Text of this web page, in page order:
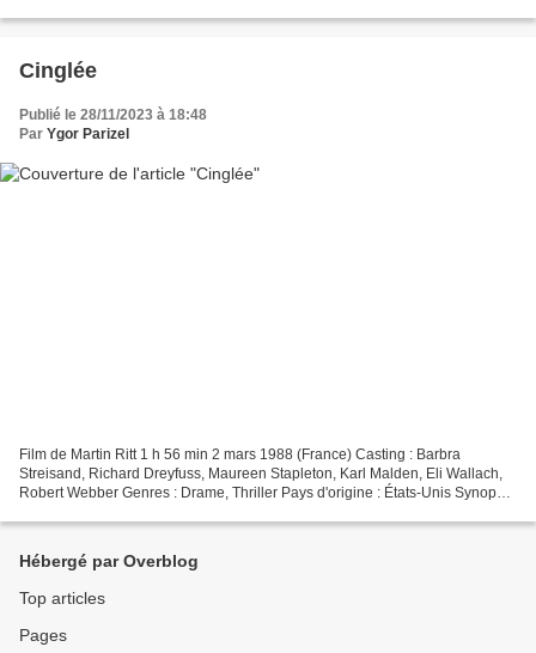
Cinglée
Publié le 28/11/2023 à 18:48
Par Ygor Parizel
Film de Martin Ritt 1 h 56 min 2 mars 1988 (France) Casting : Barbra
Streisand, Richard Dreyfuss, Maureen Stapleton, Karl Malden, Eli Wallach,
Robert Webber Genres : Drame, Thriller Pays d'origine : États-Unis Synopsis
Hébergé par Overblog
Top articles
Pages